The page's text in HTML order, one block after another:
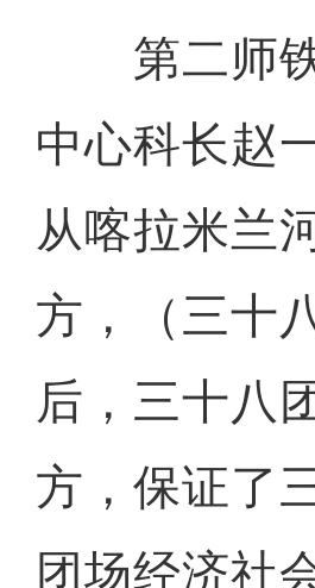
第二师铁
中心科长赵
从喀拉米兰
方，（三十
后，三十八
方，保证了
团场经济社